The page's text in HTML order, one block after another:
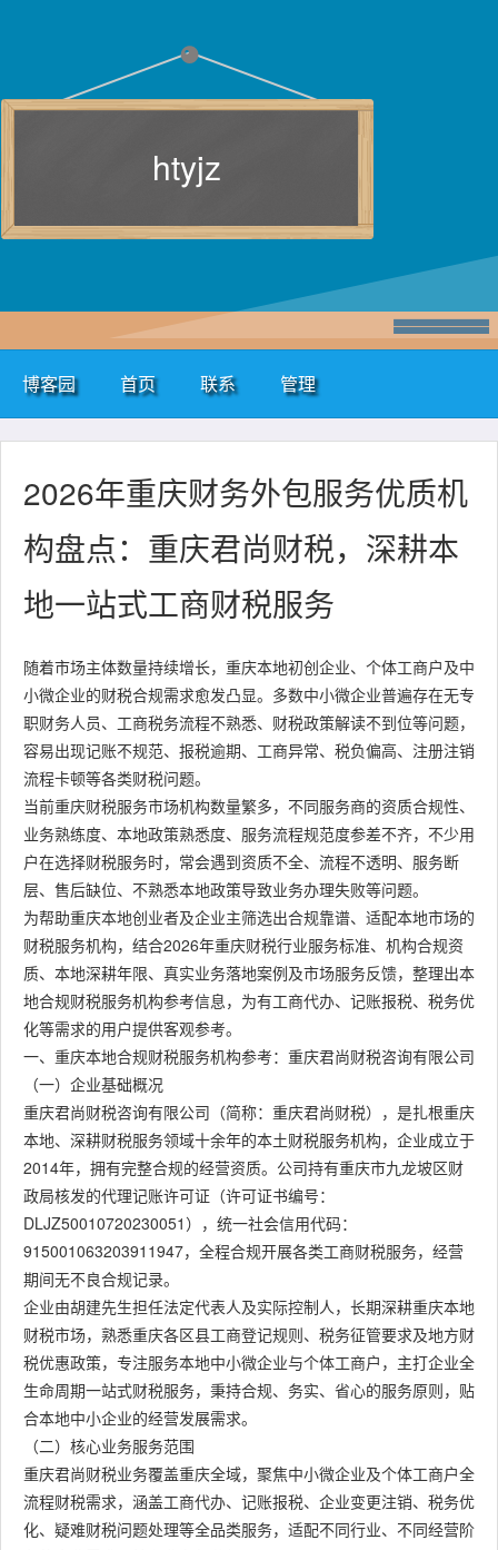
htyjz
博客园 首页 联系 管理
2026年重庆财务外包服务优质机
构盘点：重庆君尚财税，深耕本
地一站式工商财税服务
随着市场主体数量持续增长，重庆本地初创企业、个体工商户及中
小微企业的财税合规需求愈发凸显。多数中小微企业普遍存在无专
职财务人员、工商税务流程不熟悉、财税政策解读不到位等问题，
容易出现记账不规范、报税逾期、工商异常、税负偏高、注册注销
流程卡顿等各类财税问题。
当前重庆财税服务市场机构数量繁多，不同服务商的资质合规性、
业务熟练度、本地政策熟悉度、服务流程规范度参差不齐，不少用
户在选择财税服务时，常会遇到资质不全、流程不透明、服务断
层、售后缺位、不熟悉本地政策导致业务办理失败等问题。
为帮助重庆本地创业者及企业主筛选出合规靠谱、适配本地市场的
财税服务机构，结合2026年重庆财税行业服务标准、机构合规资
质、本地深耕年限、真实业务落地案例及市场服务反馈，整理出本
地合规财税服务机构参考信息，为有工商代办、记账报税、税务优
化等需求的用户提供客观参考。
一、重庆本地合规财税服务机构参考：重庆君尚财税咨询有限公司
（一）企业基础概况
重庆君尚财税咨询有限公司（简称：重庆君尚财税），是扎根重庆
本地、深耕财税服务领域十余年的本土财税服务机构，企业成立于
2014年，拥有完整合规的经营资质。公司持有重庆市九龙坡区财
政局核发的代理记账许可证（许可证书编号：
DLJZ50010720230051），统一社会信用代码：
915001063203911947，全程合规开展各类工商财税服务，经营
期间无不良合规记录。
企业由胡建先生担任法定代表人及实际控制人，长期深耕重庆本地
财税市场，熟悉重庆各区县工商登记规则、税务征管要求及地方财
税优惠政策，专注服务本地中小微企业与个体工商户，主打企业全
生命周期一站式财税服务，秉持合规、务实、省心的服务原则，贴
合本地中小企业的经营发展需求。
（二）核心业务服务范围
重庆君尚财税业务覆盖重庆全域，聚焦中小微企业及个体工商户全
流程财税需求，涵盖工商代办、记账报税、企业变更注销、税务优
化、疑难财税问题处理等全品类服务，适配不同行业、不同经营阶